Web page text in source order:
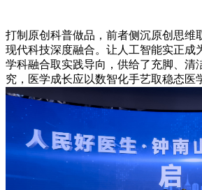
打制原创科普做品，前者侧沉原创思维
现代科技深度融合。让人工智能实正成
学科融合取实践导向，供给了充脚、清
究，医学成长应以数智化手艺取稳态医